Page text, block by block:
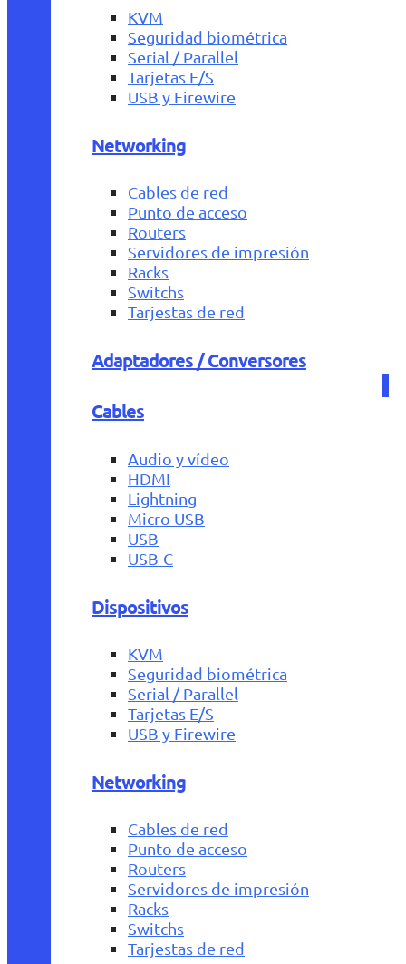
KVM
Seguridad biométrica
Serial / Parallel
Tarjetas E/S
USB y Firewire
Networking
Cables de red
Punto de acceso
Routers
Servidores de impresión
Racks
Switchs
Tarjestas de red
Adaptadores / Conversores
Cables
Audio y vídeo
HDMI
Lightning
Micro USB
USB
USB-C
Dispositivos
KVM
Seguridad biométrica
Serial / Parallel
Tarjetas E/S
USB y Firewire
Networking
Cables de red
Punto de acceso
Routers
Servidores de impresión
Racks
Switchs
Tarjestas de red